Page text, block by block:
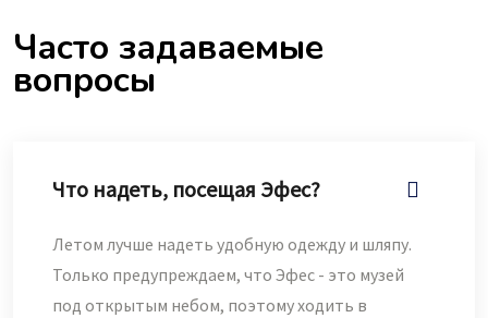
Часто задаваемые
вопросы
Что надеть, посещая Эфес?
Летом лучше надеть удобную одежду и шляпу.
Только предупреждаем, что Эфес - это музей
под открытым небом, поэтому ходить в